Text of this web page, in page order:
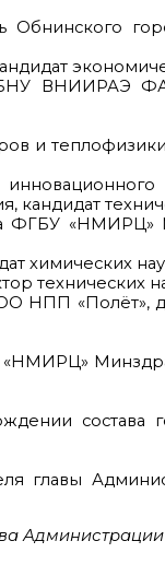
Обнинского
ВНИИРАЭ
и
кандидат
ФГБУ «НМИРЦ»
химических
технических
НПП «Полёт»,
состава
главы